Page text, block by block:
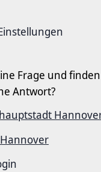
Frage und
Antwort?